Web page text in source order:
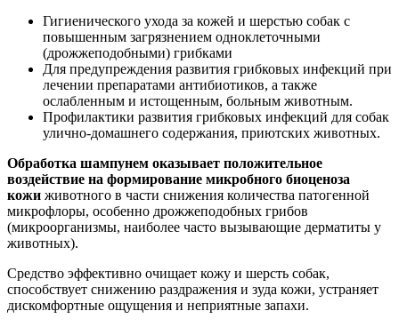
Гигиенического ухода за кожей и шерстью собак с
повышенным загрязнением одноклеточными
(дрожжеподобными) грибками
Для предупреждения развития грибковых инфекций при
лечении препаратами антибиотиков, а также
ослабленным и истощенным, больным животным.
Профилактики развития грибковых инфекций для собак
улично-домашнего содержания, приютских животных.
Обработка шампунем оказывает положительное
воздействие на формирование микробного биоценоза
кожи животного в части снижения количества патогенной
микрофлоры, особенно дрожжеподобных грибов
(микроорганизмы, наиболее часто вызывающие дерматиты у
животных).
Средство эффективно очищает кожу и шерсть собак,
способствует снижению раздражения и зуда кожи, устраняет
дискомфортные ощущения и неприятные запахи.